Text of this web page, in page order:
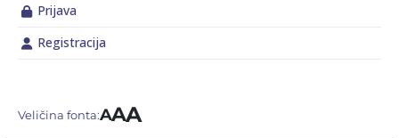
Prijava
Registracija
Veličina fonta:AAA